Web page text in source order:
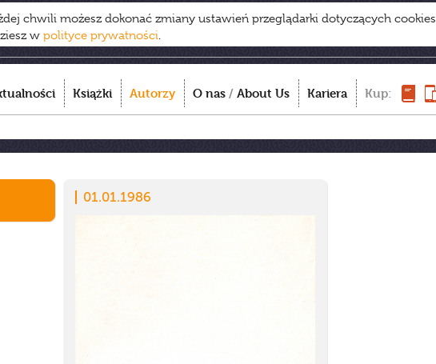
chwili możesz dokonać zmiany ustawień przeglądarki dotyczących cookies
w polityce prywatności.
Książki Autorzy O nas / About Us Kariera Kup:
01.01.1986